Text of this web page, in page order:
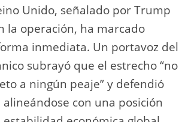
Unido, señalado por Trump
la operación, ha marcado
inmediata. Un portavoz del
subrayó que el estrecho “no
a ningún peaje” y defendió
con una posición